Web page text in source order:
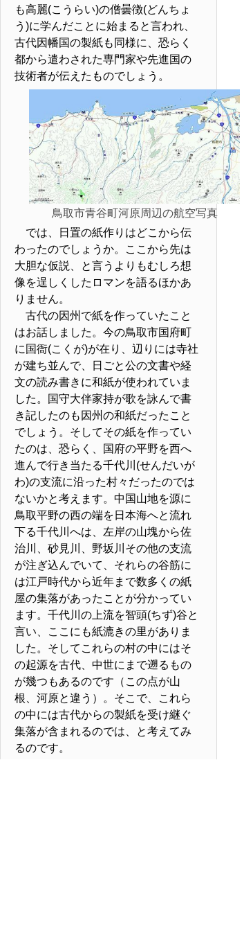
も高麗(こうらい)の僧曇徴(どんちょ
う)に学んだことに始まると言われ、
古代因幡国の製紙も同様に、恐らく
都から遣わされた専門家や先進国の
技術者が伝えたものでしょう。
鳥取市青谷町河原周辺の航空写真
では、日置の紙作りはどこから伝
わったのでしょうか。ここから先は
大胆な仮説、と言うよりもむしろ想
像を逞しくしたロマンを語るほかあ
りません。
古代の因州で紙を作っていたこと
はお話しました。今の鳥取市国府町
に国衙(こくが)が在り、辺りには寺社
が建ち並んで、日ごと公の文書や経
文の読み書きに和紙が使われていま
した。国守大伴家持が歌を詠んで書
き記したのも因州の和紙だったこと
でしょう。そしてその紙を作ってい
たのは、恐らく、国府の平野を西へ
進んで行き当たる千代川(せんだいが
わ)の支流に沿った村々だったのでは
ないかと考えます。中国山地を源に
鳥取平野の西の端を日本海へと流れ
下る千代川へは、左岸の山塊から佐
治川、砂見川、野坂川その他の支流
が注ぎ込んでいて、それらの谷筋に
は江戸時代から近年まで数多くの紙
屋の集落があったことが分かってい
ます。千代川の上流を智頭(ちず)谷と
言い、ここにも紙漉きの里がありま
した。そしてこれらの村の中にはそ
の起源を古代、中世にまで遡るもの
が幾つもあるのです（この点が山
根、河原と違う）。そこで、これら
の中には古代からの製紙を受け継ぐ
集落が含まれるのでは、と考えてみ
るのです。